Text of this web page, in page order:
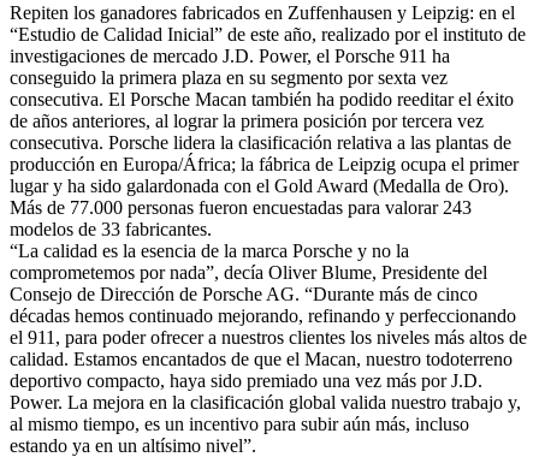
Repiten los ganadores fabricados en Zuffenhausen y Leipzig: en el
“Estudio de Calidad Inicial” de este año, realizado por el instituto de
investigaciones de mercado J.D. Power, el Porsche 911 ha
conseguido la primera plaza en su segmento por sexta vez
consecutiva. El Porsche Macan también ha podido reeditar el éxito
de años anteriores, al lograr la primera posición por tercera vez
consecutiva. Porsche lidera la clasificación relativa a las plantas de
producción en Europa/África; la fábrica de Leipzig ocupa el primer
lugar y ha sido galardonada con el Gold Award (Medalla de Oro).
Más de 77.000 personas fueron encuestadas para valorar 243
modelos de 33 fabricantes.
“La calidad es la esencia de la marca Porsche y no la
comprometemos por nada”, decía Oliver Blume, Presidente del
Consejo de Dirección de Porsche AG. “Durante más de cinco
décadas hemos continuado mejorando, refinando y perfeccionando
el 911, para poder ofrecer a nuestros clientes los niveles más altos de
calidad. Estamos encantados de que el Macan, nuestro todoterreno
deportivo compacto, haya sido premiado una vez más por J.D.
Power. La mejora en la clasificación global valida nuestro trabajo y,
al mismo tiempo, es un incentivo para subir aún más, incluso
estando ya en un altísimo nivel”.